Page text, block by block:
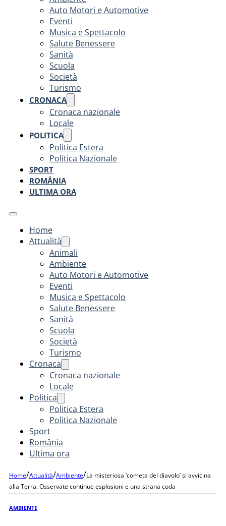
Auto Motori e Automotive
Eventi
Musica e Spettacolo
Salute Benessere
Sanità
Scuola
Società
Turismo
CRONACA
Cronaca nazionale
Locale
POLITICA
Politica Estera
Politica Nazionale
SPORT
ROMÂNIA
ULTIMA ORA
Home
Attualità
Animali
Ambiente
Auto Motori e Automotive
Eventi
Musica e Spettacolo
Salute Benessere
Sanità
Scuola
Società
Turismo
Cronaca
Cronaca nazionale
Locale
Politica
Politica Estera
Politica Nazionale
Sport
România
Ultima ora
Home/Attualità/Ambiente/La misteriosa ‘cometa del diavolo’ si avvicina
alla Terra. Osservate continue esplosioni e una strana coda
AMBIENTE